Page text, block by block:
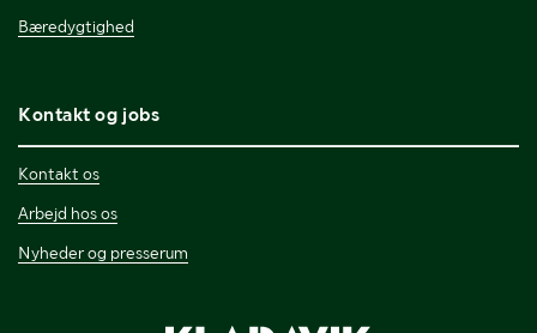
Bæredygtighed
Kontakt og jobs
Kontakt os
Arbejd hos os
Nyheder og presserum